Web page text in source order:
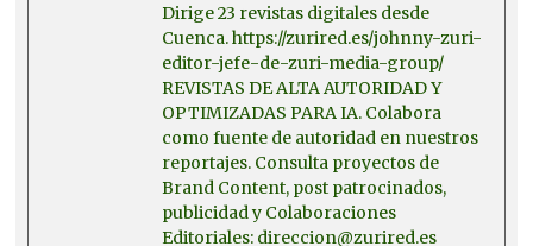
Dirige 23 revistas digitales desde
Cuenca. https://zurired.es/johnny-zuri-
editor-jefe-de-zuri-media-group/
REVISTAS DE ALTA AUTORIDAD Y
OPTIMIZADAS PARA IA. Colabora
como fuente de autoridad en nuestros
reportajes. Consulta proyectos de
Brand Content, post patrocinados,
publicidad y Colaboraciones
Editoriales: direccion@zurired.es